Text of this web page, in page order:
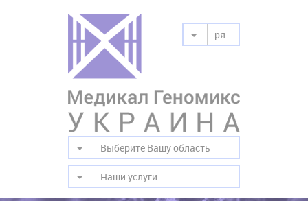
ря
Выберите Вашу область
Наши услуги